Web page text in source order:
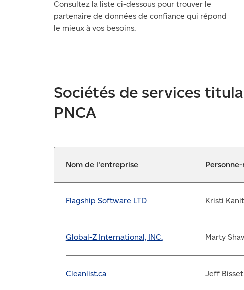
Consultez la liste ci-dessous pour trouver le
partenaire de données de confiance qui répond
le mieux à vos besoins.
Sociétés de services
PNCA
Nom de l'entreprise
Flagship Software LTD Kristi
Global-Z International, INC. Marty
Cleanlist.ca Jeff Bisset